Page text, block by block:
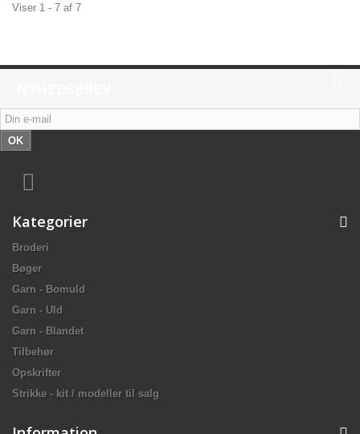
Viser 1 - 7 af 7
OK
Kategorier
Broderi
Bøger
Garn - Bomuld
Garn - Uld
Garn - Blandet
Tilbehør
Opskrifter
Strikke - kit / modeller til salg